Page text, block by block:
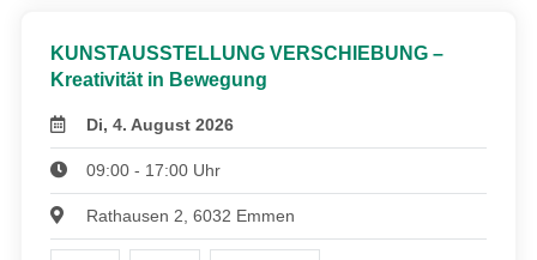
KUNSTAUSSTELLUNG VERSCHIEBUNG –
Kreativität in Bewegung
Di, 4. August 2026
09:00 - 17:00 Uhr
Rathausen 2, 6032 Emmen